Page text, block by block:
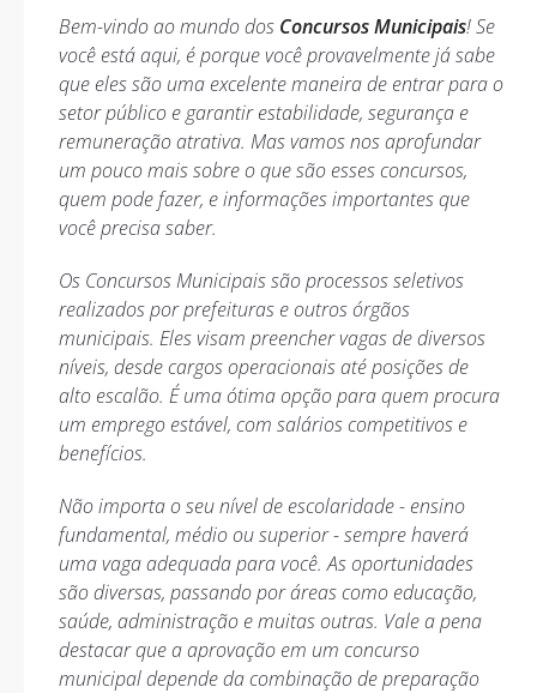
Bem-vindo ao mundo dos Concursos Municipais! Se
você está aqui, é porque você provavelmente já sabe
que eles são uma excelente maneira de entrar para o
setor público e garantir estabilidade, segurança e
remuneração atrativa. Mas vamos nos aprofundar
um pouco mais sobre o que são esses concursos,
quem pode fazer, e informações importantes que
você precisa saber.
Os Concursos Municipais são processos seletivos
realizados por prefeituras e outros órgãos
municipais. Eles visam preencher vagas de diversos
níveis, desde cargos operacionais até posições de
alto escalão. É uma ótima opção para quem procura
um emprego estável, com salários competitivos e
benefícios.
Não importa o seu nível de escolaridade - ensino
fundamental, médio ou superior - sempre haverá
uma vaga adequada para você. As oportunidades
são diversas, passando por áreas como educação,
saúde, administração e muitas outras. Vale a pena
destacar que a aprovação em um concurso
municipal depende da combinação de preparação